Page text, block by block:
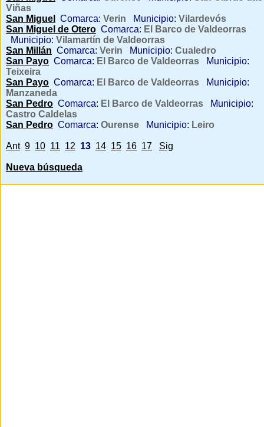
Viñas
San Miguel
Comarca: Verin Municipio: Vilardevós
San Miguel de Otero Comarca: El Barco de Valdeorras
Municipio: Vilamartín de Valdeorras
San Millán Comarca: Verin Municipio: Cualedro
San Payo Comarca: El Barco de Valdeorras Municipio:
Teixeira
San Payo Comarca: El Barco de Valdeorras Municipio:
Manzaneda
San Pedro Comarca: El Barco de Valdeorras Municipio:
Castro Caldelas
San Pedro Comarca: Ourense Municipio: Leiro
Ant 9 10 11 12 13 14 15 16 17 Sig
Nueva búsqueda